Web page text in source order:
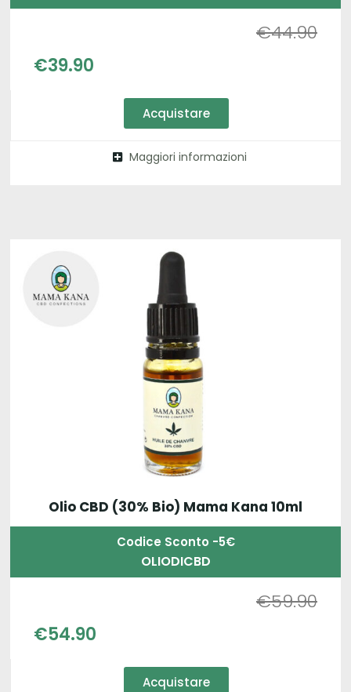
€44.90
€39.90
Acquistare
Maggiori informazioni
Olio CBD (30% Bio) Mama Kana 10ml
Codice Sconto -5€
OLIODICBD
€59.90
€54.90
Acquistare